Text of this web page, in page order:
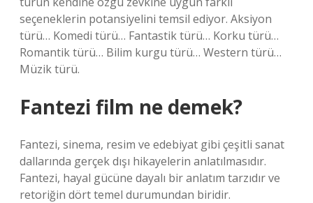
seçeneklerin potansiyelini temsil ediyor. Aksiyon
türü… Komedi türü… Fantastik türü… Korku türü…
Romantik türü… Bilim kurgu türü… Western türü…
Müzik türü.
Fantezi film ne demek?
Fantezi, sinema, resim ve edebiyat gibi çeşitli sanat
dallarında gerçek dışı hikayelerin anlatılmasıdır.
Fantezi, hayal gücüne dayalı bir anlatım tarzıdır ve
retoriğin dört temel durumundan biridir.